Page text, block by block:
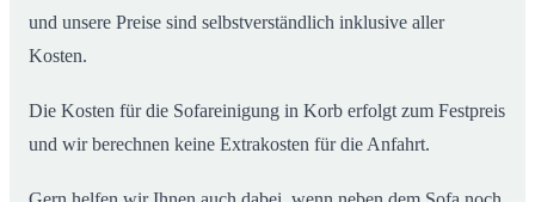
und unsere Preise sind selbstverständlich inklusive aller
Kosten.
Die Kosten für die Sofareinigung in Korb erfolgt zum Festpreis
und wir berechnen keine Extrakosten für die Anfahrt.